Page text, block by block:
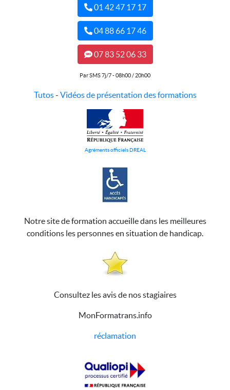
01 42 47 17 17
04 88 66 17 46
07 83 52 06 33
Par SMS 7j/7 - 08h00 / 20h00
Tutos- Vidéos de présentation des formations
Agréments officiels DREAL
Notre site de formation accueille dans les meilleures
conditions les personnes en situation de handicap.
Consultez les avis de nos stagiaires
MonFormatrans.info
réclamation